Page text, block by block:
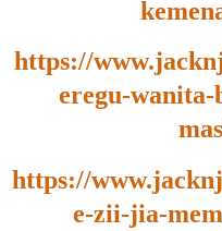
https://
eregu-
https://
e-zii-jia-